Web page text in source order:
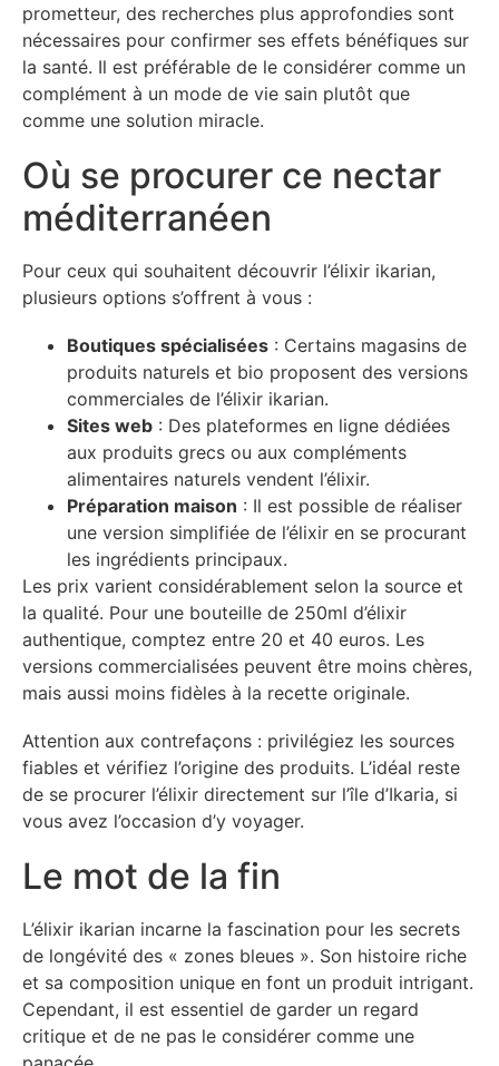
prometteur, des recherches plus approfondies sont
nécessaires pour confirmer ses effets bénéfiques sur
la santé. Il est préférable de le considérer comme un
complément à un mode de vie sain plutôt que
comme une solution miracle.
Où se procurer ce nectar
méditerranéen
Pour ceux qui souhaitent découvrir l’élixir ikarian,
plusieurs options s’offrent à vous :
Boutiques spécialisées : Certains magasins de
produits naturels et bio proposent des versions
commerciales de l’élixir ikarian.
Sites web : Des plateformes en ligne dédiées
aux produits grecs ou aux compléments
alimentaires naturels vendent l’élixir.
Préparation maison : Il est possible de réaliser
une version simplifiée de l’élixir en se procurant
les ingrédients principaux.
Les prix varient considérablement selon la source et
la qualité. Pour une bouteille de 250ml d’élixir
authentique, comptez entre 20 et 40 euros. Les
versions commercialisées peuvent être moins chères,
mais aussi moins fidèles à la recette originale.
Attention aux contrefaçons : privilégiez les sources
fiables et vérifiez l’origine des produits. L’idéal reste
de se procurer l’élixir directement sur l’île d’Ikaria, si
vous avez l’occasion d’y voyager.
Le mot de la fin
L’élixir ikarian incarne la fascination pour les secrets
de longévité des « zones bleues ». Son histoire riche
et sa composition unique en font un produit intrigant.
Cependant, il est essentiel de garder un regard
critique et de ne pas le considérer comme une